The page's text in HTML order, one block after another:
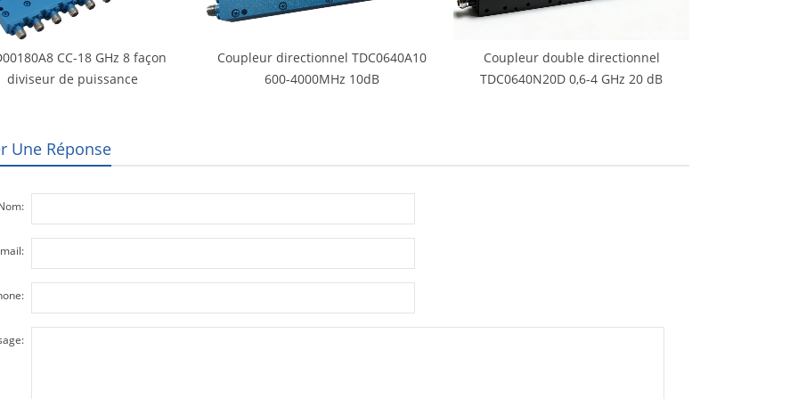
CC-18 GHz 8 façon
diviseur de puissance
Coupleur directionnel TDC0640A10
600-4000MHz 10dB
Coupleur double directionnel
TDC0640N20D 0,6-4 GHz 20 dB
Une Réponse